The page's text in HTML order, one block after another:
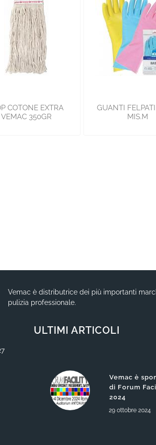
COTONE EXTRA
VEMAC 350GR
GUANTI
MIS.M
Vemac è distributrice dei più importanti
pulizia professionale.
ULTIMI ARTICOLI
Vemac è
di Forum
2024
29 ottobre 2024